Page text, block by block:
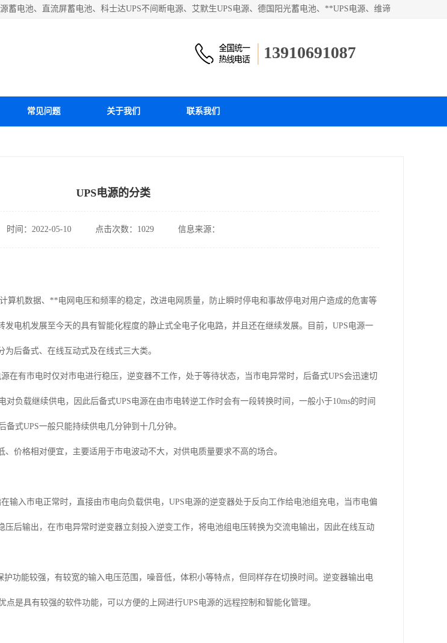
蓄电池、直流屏蓄电池、科士达UPS不间断电源、艾默生UPS电源、德国阳光蓄电池、**UPS电源、维谛
13910691087
常见问题 关于我们 联系我们
UPS电源的分类
时间：2022-05-10 点击次数：1029 信息来源：
算机数据、**电网电压和频率的稳定，改进电网质量，防止瞬时停电和事故停电对用户造成的危害等
发电机发展至今天的具有智能化程度的静止式全电子化电路，并且还在继续发展。目前，UPS电源一
后备式、在线互动式及在线式三大类。
在有市电时仅对市电进行稳压，逆变器不工作，处于等待状态，当市电异常时，后备式UPS会迅速切
负载继续供电，因此后备式UPS电源在由市电转逆工作时会有一段转换时间，一般小于10ms的时间
式UPS一般只能持续供电几分钟到十几分钟。
价格相对便宜，主要适用于市电波动不大，对供电质量要求不高的场合。
输入市电正常时，直接由市电向负载供电，UPS电源的逆变器处于反向工作给电池组充电，当市电偏
压后输出，在市电异常时逆变器立刻投入逆变工作，将电池组电压转换为交流电输出，因此在线互动
护功能较强，有较宽的输入电压范围，噪音低，体积小等特点，但同样存在切换时间。逆变器输出电
是具有较强的软件功能，可以方便的上网进行UPS电源的远程控制和智能化管理。